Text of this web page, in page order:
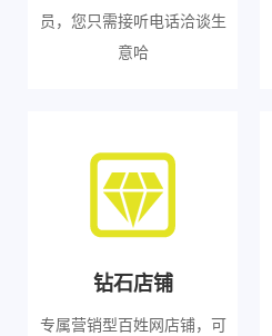
员，您只需接听电话洽谈生
意哈
钻石店铺
专属营销型百姓网店铺，可